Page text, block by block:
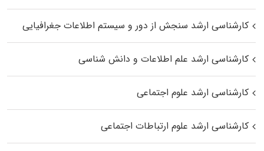
کارشناسی ارشد سنجش از دور و سیستم اطلاعات جغرافیایی
کارشناسی ارشد علم اطلاعات و دانش شناسی
کارشناسی ارشد علوم اجتماعی
کارشناسی ارشد علوم ارتباطات اجتماعی